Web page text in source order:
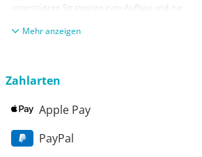
unterstützen Strategien zum Aufbau und zur
KMUs. Die daraus resultierenden Ergebnisse und
aus Mitteln des Europäischen Sozialfonds Plus und
anzeigen
Zahlarten
Apple Pay
PayPal